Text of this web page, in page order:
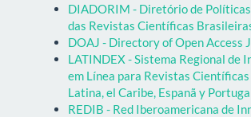
DIADORIM - Diretório de
das Revistas Científicas
DOAJ - Directory of Open Access
LATINDEX - Sistema Regional de
em Línea para Revistas
Latina, el Caribe, Espanã y
REDIB - Red Iberoamericana de